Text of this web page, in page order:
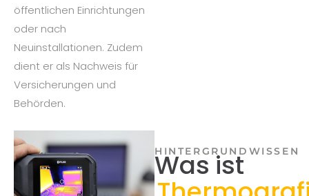
öffentlichen Einrichtungen
oder nach
Neuinstallationen. Zudem
dient er als Nachweis für
Versicherungen und
Behörden.
HINTERGRUNDWISSEN
Was ist